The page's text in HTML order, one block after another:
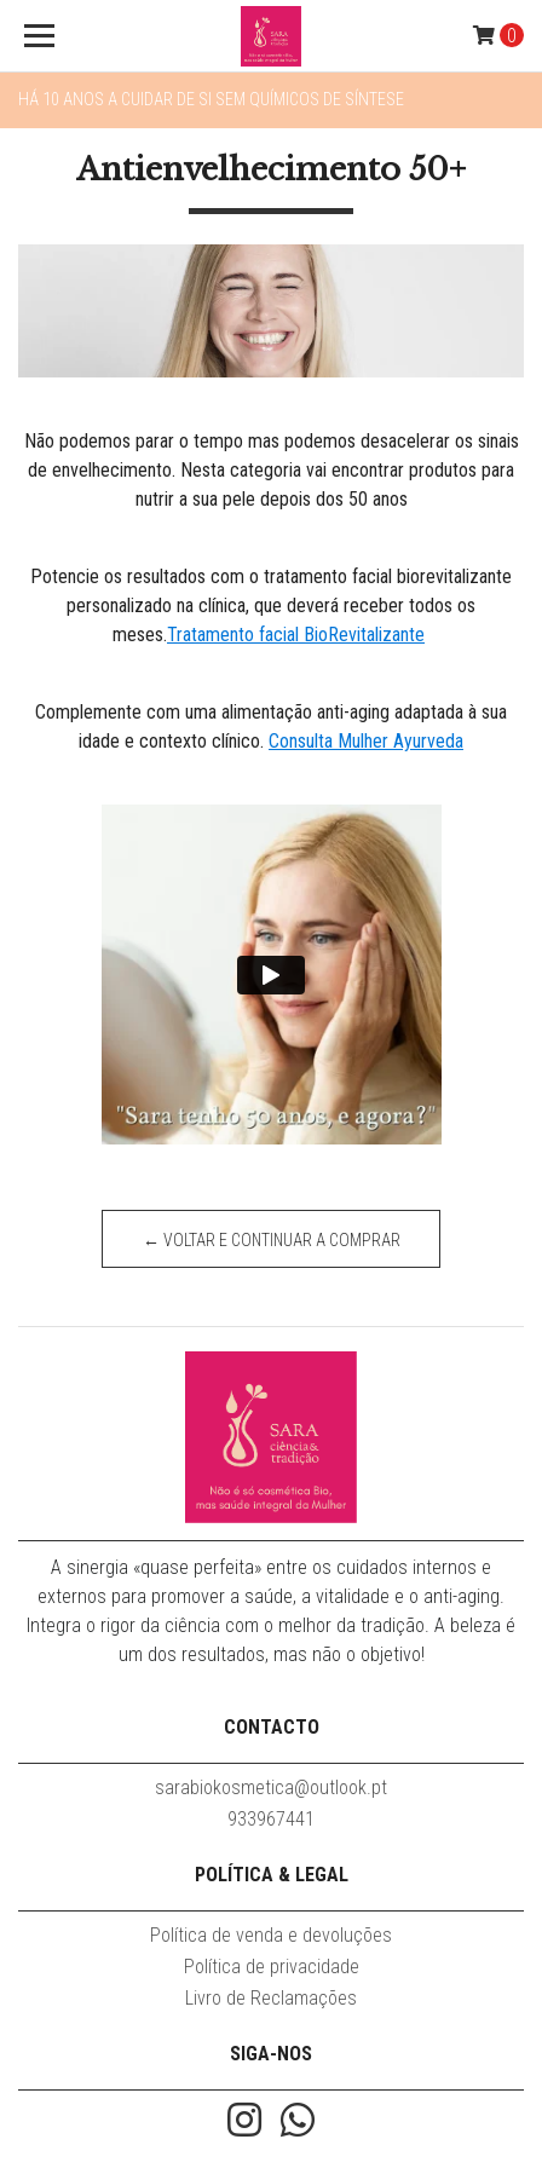
HÁ 10 ANOS A CUIDAR DE SI SEM QUÍMICOS DE SÍNTESE
0
Antienvelhecimento 50+
Não podemos parar o tempo mas podemos desacelerar os sinais
de envelhecimento. Nesta categoria vai encontrar produtos para
nutrir a sua pele depois dos 50 anos
Potencie os resultados com o tratamento facial biorevitalizante
personalizado na clínica, que deverá receber todos os
meses.Tratamento facial BioRevitalizante
Complemente com uma alimentação anti-aging adaptada à sua
idade e contexto clínico. Consulta Mulher Ayurveda
← VOLTAR E CONTINUAR A COMPRAR
A sinergia «quase perfeita» entre os cuidados internos e
externos para promover a saúde, a vitalidade e o anti-aging.
Integra o rigor da ciência com o melhor da tradição. A beleza é
um dos resultados, mas não o objetivo!
CONTACTO
sarabiokosmetica@outlook.pt
933967441
POLÍTICA & LEGAL
Política de venda e devoluções
Política de privacidade
Livro de Reclamações
SIGA-NOS